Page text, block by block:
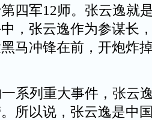
四军12师。张云逸就
，张云逸作为参谋长
马冲锋在前，开炮炸
系列重大事件，张云
所以说，张云逸是中